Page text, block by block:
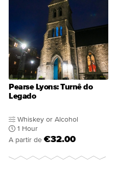
Pearse Lyons: Turnê do
Legado
Whiskey or Alcohol
1 Hour
A partir de €32.00